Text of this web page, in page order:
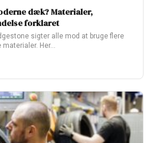
dæk? Materialer,
forklaret
sigter alle mod at bruge flere
materialer. Her…